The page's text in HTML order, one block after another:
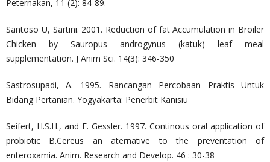
Peternakan, 11 (2): 84-89.
Santoso U, Sartini. 2001. Reduction of fat Accumulation in Broiler
Chicken by Sauropus androgynus (katuk) leaf meal
supplementation. J Anim Sci. 14(3): 346-350
Sastrosupadi, A. 1995. Rancangan Percobaan Praktis Untuk
Bidang Pertanian. Yogyakarta: Penerbit Kanisiu
Seifert, H.S.H., and F. Gessler. 1997. Continous oral application of
probiotic B.Cereus an aternative to the preventation of
enteroxamia. Anim. Research and Develop. 46 : 30-38